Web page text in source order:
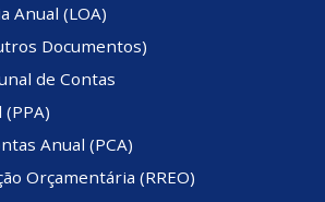
Anual (LOA)
Documentos)
de Contas
Anual (PCA)
Orçamentária (RREO)